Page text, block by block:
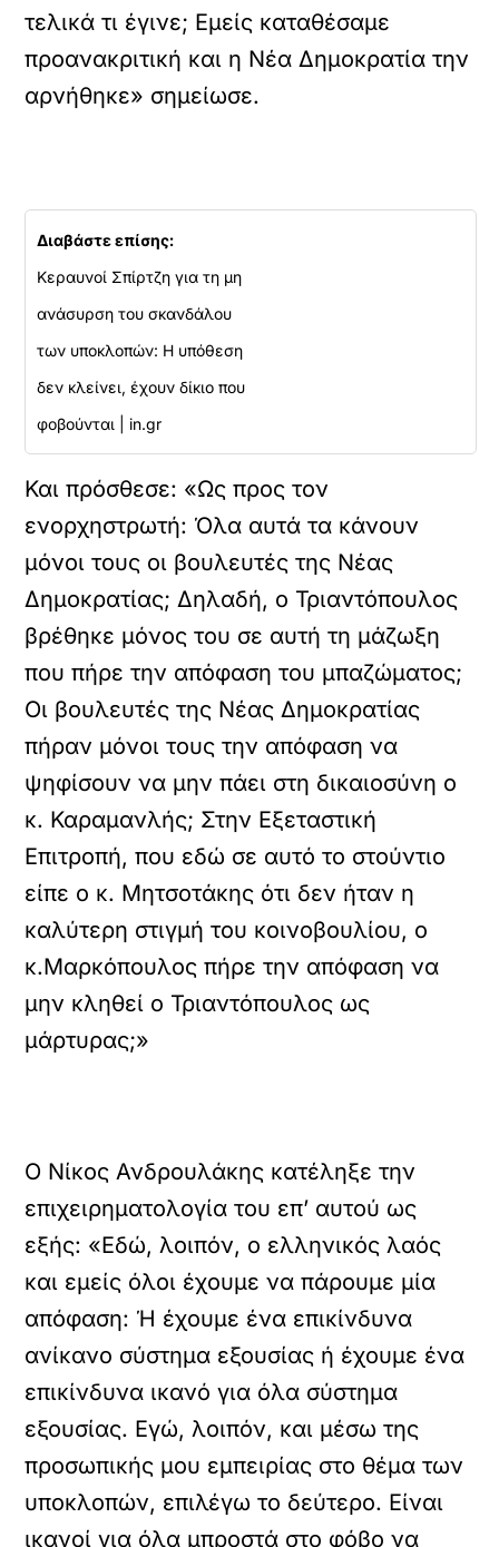
τελικά τι έγινε; Εμείς καταθέσαμε
προανακριτική και η Νέα Δημοκρατία την
αρνήθηκε» σημείωσε.
Διαβάστε επίσης:
Κεραυνοί Σπίρτζη για τη μη
ανάσυρση του σκανδάλου
των υποκλοπών: Η υπόθεση
δεν κλείνει, έχουν δίκιο που
φοβούνται | in.gr
Και πρόσθεσε: «Ως προς τον
ενορχηστρωτή: Όλα αυτά τα κάνουν
μόνοι τους οι βουλευτές της Νέας
Δημοκρατίας; Δηλαδή, ο Τριαντόπουλος
βρέθηκε μόνος του σε αυτή τη μάζωξη
που πήρε την απόφαση του μπαζώματος;
Οι βουλευτές της Νέας Δημοκρατίας
πήραν μόνοι τους την απόφαση να
ψηφίσουν να μην πάει στη δικαιοσύνη ο
κ. Καραμανλής; Στην Εξεταστική
Επιτροπή, που εδώ σε αυτό το στούντιο
είπε ο κ. Μητσοτάκης ότι δεν ήταν η
καλύτερη στιγμή του κοινοβουλίου, ο
κ.Μαρκόπουλος πήρε την απόφαση να
μην κληθεί ο Τριαντόπουλος ως
μάρτυρας;»
Ο Νίκος Ανδρουλάκης κατέληξε την
επιχειρηματολογία του επ’ αυτού ως
εξής: «Εδώ, λοιπόν, ο ελληνικός λαός
και εμείς όλοι έχουμε να πάρουμε μία
απόφαση: Ή έχουμε ένα επικίνδυνα
ανίκανο σύστημα εξουσίας ή έχουμε ένα
επικίνδυνα ικανό για όλα σύστημα
εξουσίας. Εγώ, λοιπόν, και μέσω της
προσωπικής μου εμπειρίας στο θέμα των
υποκλοπών, επιλέγω το δεύτερο. Είναι
ικανοί για όλα μπροστά στο φόβο να